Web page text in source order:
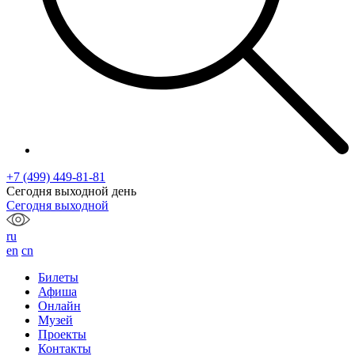
+7 (499) 449-81-81
Сегодня выходной день
Сегодня выходной
ru
en cn
Билеты
Афиша
Онлайн
Музей
Проекты
Контакты